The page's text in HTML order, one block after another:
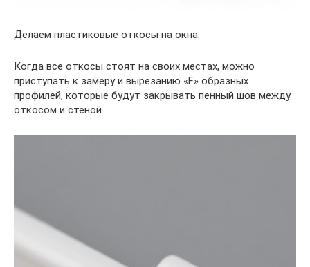
Делаем пластиковые откосы на окна.
Когда все откосы стоят на своих местах, можно
приступать к замеру и вырезанию «F» образных
профилей, которые будут закрывать пенный шов между
откосом и стеной.